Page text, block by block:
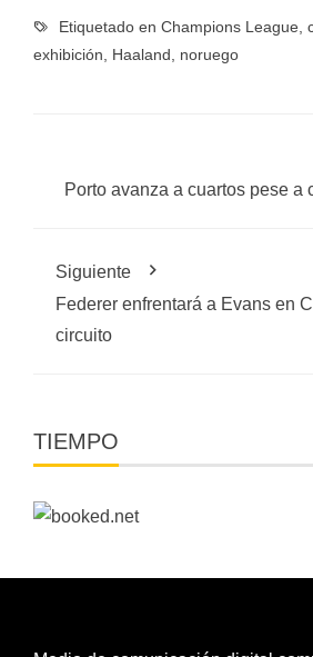
Etiquetado en Champions League
exhibición
Haaland noruego
Porto avanza a cuartos pese a
Siguiente
Federer enfrentará a Evans en
circuito
TIEMPO